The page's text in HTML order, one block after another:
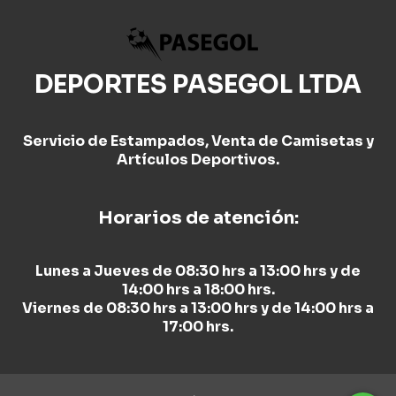
DEPORTES PASEGOL LTDA
Servicio de Estampados, Venta de Camisetas y
Artículos Deportivos.
Horarios de atención:
Lunes a Jueves de 08:30 hrs a 13:00 hrs y de
14:00 hrs a 18:00 hrs.
Viernes de 08:30 hrs a 13:00 hrs y de 14:00 hrs a
17:00 hrs.